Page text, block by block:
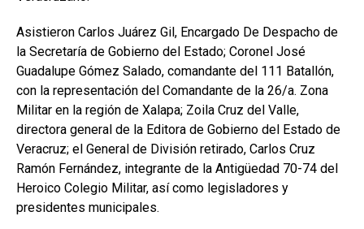
Asistieron Carlos Juárez Gil, Encargado De Despacho de
la Secretaría de Gobierno del Estado; Coronel José
Guadalupe Gómez Salado, comandante del 111 Batallón,
con la representación del Comandante de la 26/a. Zona
Militar en la región de Xalapa; Zoila Cruz del Valle,
directora general de la Editora de Gobierno del Estado de
Veracruz; el General de División retirado, Carlos Cruz
Ramón Fernández, integrante de la Antigüedad 70-74 del
Heroico Colegio Militar, así como legisladores y
presidentes municipales.